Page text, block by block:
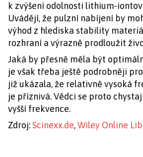
k zvýšení odolnosti lithium-
Uvádějí, že pulzní nabíjení by
výhod z hlediska stability
rozhraní a výrazně prodloužit
Jaká by přesně měla být
je však třeba ještě podrobněji
již ukázala, že relativně vysoká
je příznivá. Vědci se proto
vyšší frekvence.
Zdroj: Scinexx.de,Wiley Online